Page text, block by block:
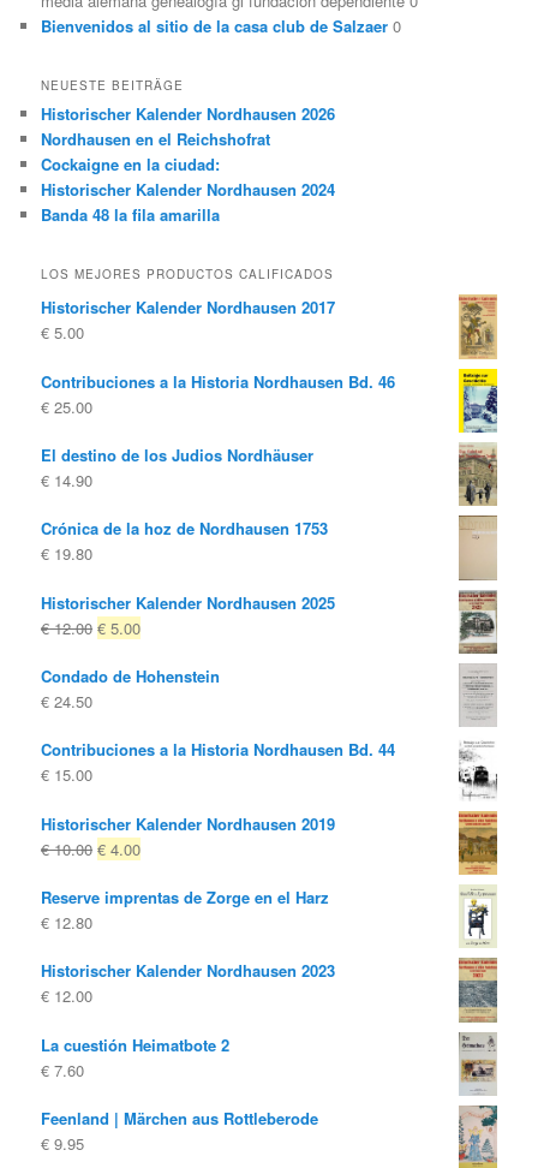
Bienvenidos al sitio de la casa club de Salzaer 0
NEUESTE BEITRÄGE
Historischer Kalender Nordhausen 2026
Nordhausen en el Reichshofrat
Cockaigne en la ciudad:
Historischer Kalender Nordhausen 2024
Banda 48 la fila amarilla
LOS MEJORES PRODUCTOS CALIFICADOS
Historischer Kalender Nordhausen 2017
€ 5.00
Contribuciones a la Historia Nordhausen Bd. 46
€ 25.00
El destino de los Judios Nordhäuser
€ 14.90
Crónica de la hoz de Nordhausen 1753
€ 19.80
Historischer Kalender Nordhausen 2025
€12.00 El
original
€ 5.00El
actual
Condado de Hohenstein
€ 24.50
Contribuciones a la Historia Nordhausen Bd. 44
€ 15.00
Historischer Kalender Nordhausen 2019
€10.00 El
original
€ 4.00El
actual
Reserve imprentas de Zorge en el Harz
€ 12.80
Historischer Kalender Nordhausen 2023
€ 12.00
La cuestión Heimatbote 2
€ 7.60
Feenland | Märchen aus Rottleberode
€ 9.95